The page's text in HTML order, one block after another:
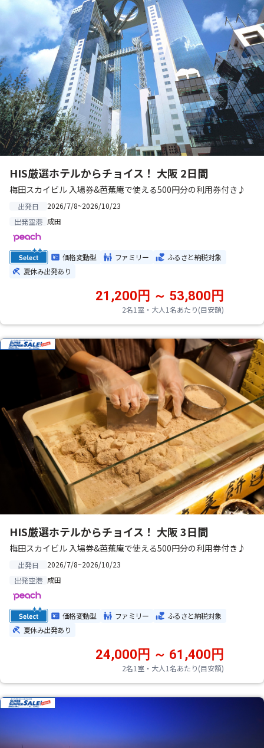
HIS厳選ホテルからチョイス！ 大阪 2日間
梅田スカイビル 入場券&芭蕉庵で使える500円分の利用券付き♪
出発日
2026/7/8~2026/10/23
出発空港 成田
価格変動型 ファミリー
ふるさと納税対象
夏休み出発あり
2名1室・大人1名あたり(目安額)
21,200円 ～ 53,800円
HIS厳選ホテルからチョイス！ 大阪 3日間
梅田スカイビル 入場券&芭蕉庵で使える500円分の利用券付き♪
出発日
2026/7/8~2026/10/23
出発空港 成田
価格変動型 ファミリー
ふるさと納税対象
夏休み出発あり
2名1室・大人1名あたり(目安額)
24,000円 ～ 61,400円